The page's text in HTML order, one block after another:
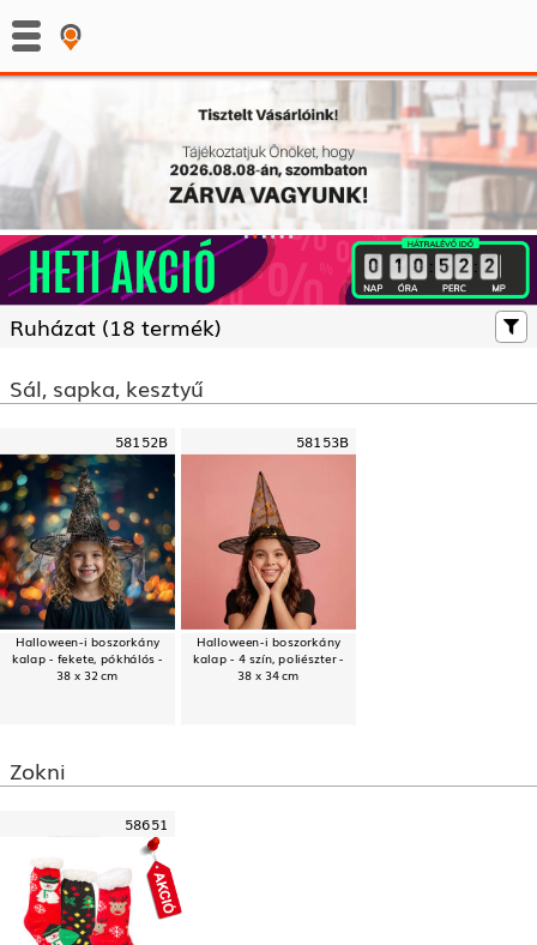
: :
Ruházat (18 termék)
Sál, sapka, kesztyű
58152B
Halloween-i boszorkány
kalap - fekete, pókhálós -
38 x 32 cm
58153B
Halloween-i boszorkány
kalap - 4 szín, poliészter -
38 x 34 cm
Zokni
58651